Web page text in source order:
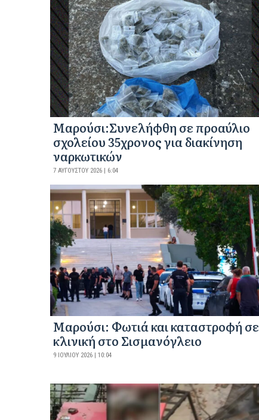
Μαρούσι:Συνελήφθη σε προαύλιο
σχολείου 35χρονος για διακίνηση
ναρκωτικών
7 ΑΥΓΟΎΣΤΟΥ 2026 | 6:04
Μαρούσι: Φωτιά και καταστροφή σε
κλινική στο Σισμανόγλειο
9 ΙΟΥΛΊΟΥ 2026 | 10:04